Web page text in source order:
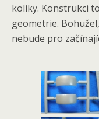
kolíky. Konstrukci
geometrie.
nebude pro